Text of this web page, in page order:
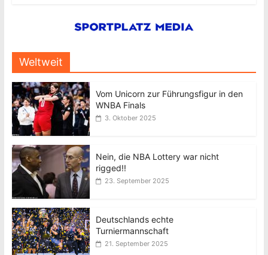
Weltweit
Vom Unicorn zur Führungsfigur in den
WNBA Finals
3. Oktober 2025
Nein, die NBA Lottery war nicht
rigged!!
23. September 2025
Deutschlands echte
Turniermannschaft
21. September 2025